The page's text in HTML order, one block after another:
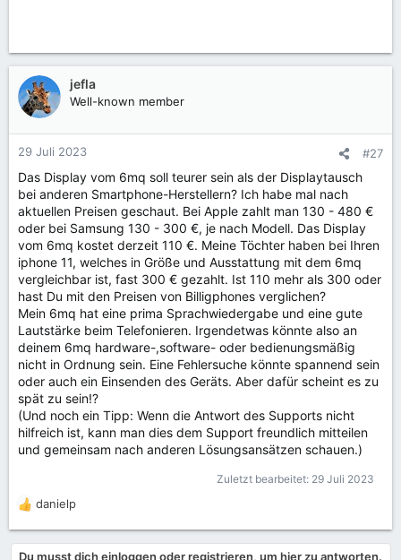
jefla
Well-known member
29 Juli 2023 #27
Das Display vom 6mq soll teurer sein als der Displaytausch
bei anderen Smartphone-Herstellern? Ich habe mal nach
aktuellen Preisen geschaut. Bei Apple zahlt man 130 - 480 €
oder bei Samsung 130 - 300 €, je nach Modell. Das Display
vom 6mq kostet derzeit 110 €. Meine Töchter haben bei Ihren
iphone 11, welches in Größe und Ausstattung mit dem 6mq
vergleichbar ist, fast 300 € gezahlt. Ist 110 mehr als 300 oder
hast Du mit den Preisen von Billigphones verglichen?
Mein 6mq hat eine prima Sprachwiedergabe und eine gute
Lautstärke beim Telefonieren. Irgendetwas könnte also an
deinem 6mq hardware-,software- oder bedienungsmäßig
nicht in Ordnung sein. Eine Fehlersuche könnte spannend sein
oder auch ein Einsenden des Geräts. Aber dafür scheint es zu
spät zu sein!?
(Und noch ein Tipp: Wenn die Antwort des Supports nicht
hilfreich ist, kann man dies dem Support freundlich mitteilen
und gemeinsam nach anderen Lösungsansätzen schauen.)
Zuletzt bearbeitet: 29 Juli 2023
R
e
a
danielp
Du musst dich einloggen oder registrieren, um hier zu antworten.